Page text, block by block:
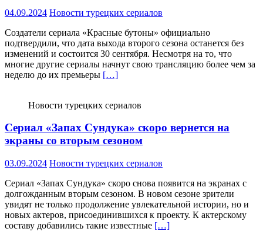
04.09.2024 Новости турецких сериалов
Создатели сериала «Красные бутоны» официально
подтвердили, что дата выхода второго сезона останется без
изменений и состоится 30 сентября. Несмотря на то, что
многие другие сериалы начнут свою трансляцию более чем за
неделю до их премьеры […]
Новости турецких сериалов
Сериал «Запах Сундука» скоро вернется на
экраны со вторым сезоном
03.09.2024 Новости турецких сериалов
Сериал «Запах Сундука» скоро снова появится на экранах с
долгожданным вторым сезоном. В новом сезоне зрители
увидят не только продолжение увлекательной истории, но и
новых актеров, присоединившихся к проекту. К актерскому
составу добавились такие известные […]